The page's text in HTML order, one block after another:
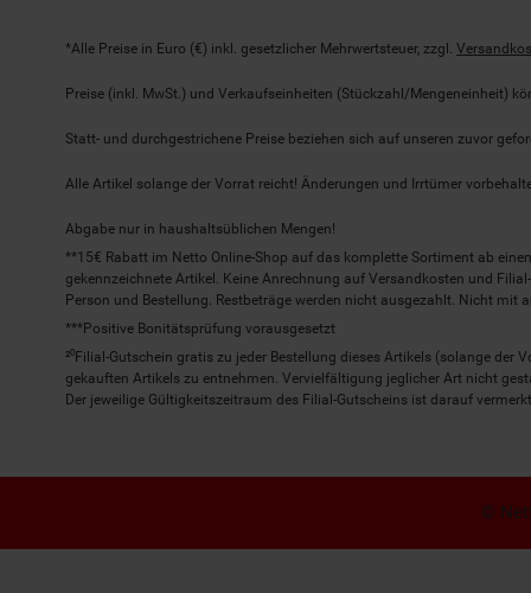
Fußnoten
*Alle Preise in Euro (€) inkl. gesetzlicher Mehrwertsteuer, zzgl.
Preise (inkl. MwSt.) und Verkaufseinheiten (Stückzahl/Mengeneinheit)
Statt- und durchgestrichene Preise beziehen sich auf unseren zuvor
Alle Artikel solange der Vorrat reicht! Änderungen und Irrtümer
Abgabe nur in haushaltsüblichen Mengen!
**15€ Rabatt im Netto Online-Shop auf das komplette Sortiment ab
gekennzeichnete Artikel. Keine Anrechnung auf Versandkosten und
Person und Bestellung. Restbeträge werden nicht ausgezahlt. Nicht mit
***Positive Bonitätsprüfung vorausgesetzt
²⁰Filial-Gutschein gratis zu jeder Bestellung dieses Artikels (solange
gekauften Artikels zu entnehmen. Vervielfältigung jeglicher Art nicht
Der jeweilige Gültigkeitszeitraum des Filial-Gutscheins ist darauf vermerkt.
©